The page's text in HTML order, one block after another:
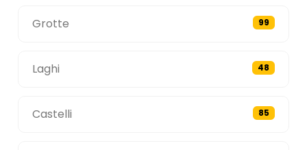
Grotte 99
Laghi 48
Castelli 85